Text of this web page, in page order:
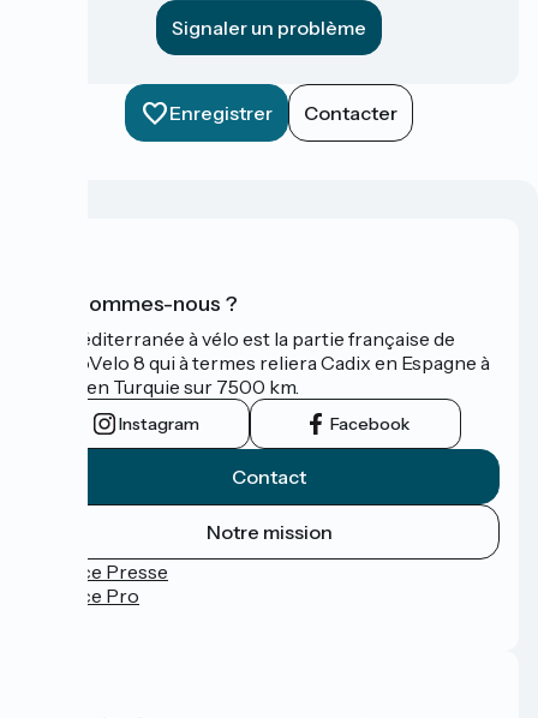
Signaler un problème
Enregistrer Contacter
Qui sommes-nous ?
La Méditerranée à vélo est la partie française de
l'EuroVelo 8 qui à termes reliera Cadix en Espagne à
Izmir en Turquie sur 7500 km.
Instagram Facebook
Contact
Notre mission
Espace Presse
Espace Pro